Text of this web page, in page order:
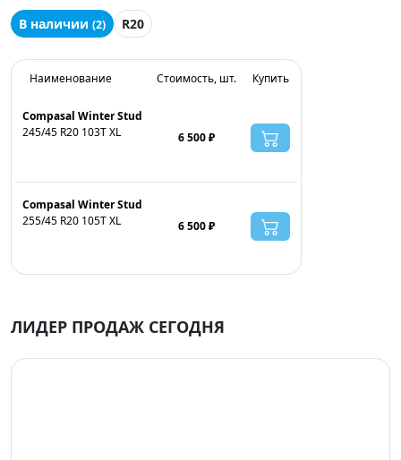
В наличии (2) R20
Наименование Стоимость, шт. Купить
Compasal Winter Stud
245/45 R20 103T XL
6 500 ₽
Compasal Winter Stud
255/45 R20 105T XL
6 500 ₽
ЛИДЕР ПРОДАЖ СЕГОДНЯ